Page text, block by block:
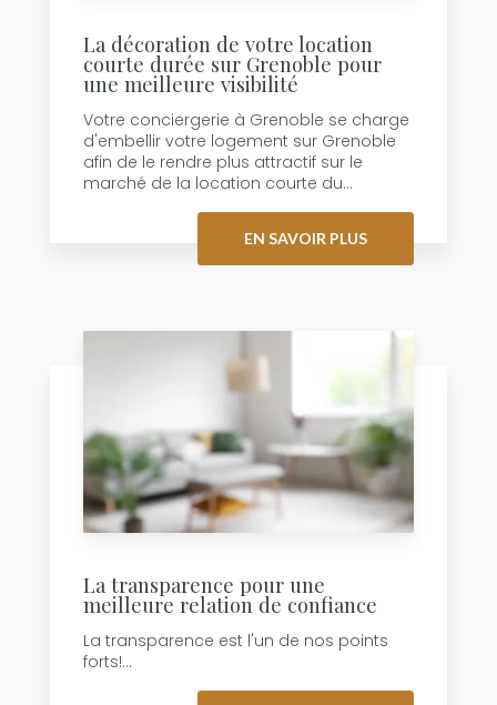
La décoration de votre location
courte durée sur Grenoble pour
une meilleure visibilité
Votre conciergerie à Grenoble se charge
d'embellir votre logement sur Grenoble
afin de le rendre plus attractif sur le
marché de la location courte du...
EN SAVOIR PLUS
La transparence pour une
meilleure relation de confiance
La transparence est l'un de nos points
forts!...